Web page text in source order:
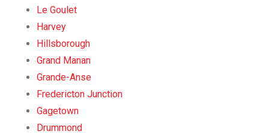
Le Goulet
Harvey
Hillsborough
Grand Manan
Grande-Anse
Fredericton Junction
Gagetown
Drummond